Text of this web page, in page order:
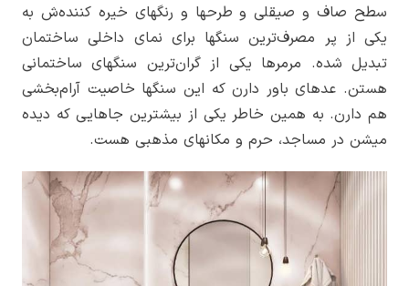
سطح صاف و صیقلی­ و طرح­ها و رنگ­های خیره کننده­‌ش به
یکی از پر مصرف­‌ترین سنگ­ها برای نمای داخلی ساختمان
تبدیل شده. مرمر­ها یکی از گران‌ترین سنگ­های ساختمانی
هستن. عده­ای باور دارن که این سنگ­ها خاصیت آرام‌بخشی
هم دارن. به همین خاطر یکی از بیشترین جاهایی که دیده
میشن در مساجد، حرم و مکانهای مذهبی هست.